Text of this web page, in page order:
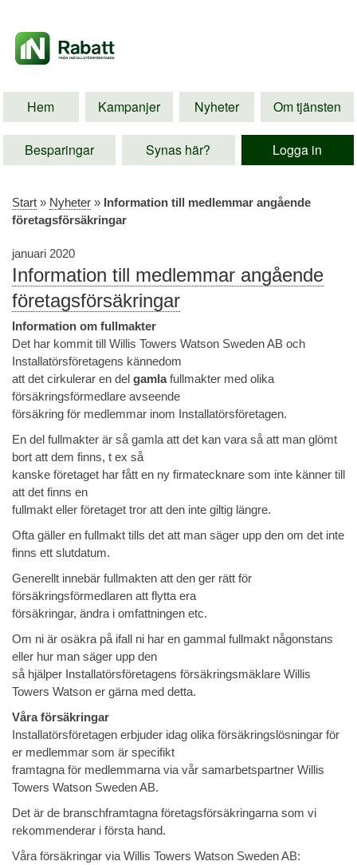
Hem Kampanjer Nyheter Om tjänsten
Besparingar Synas här? Logga in
Start » Nyheter » Information till medlemmar angående
företagsförsäkringar
januari 2020
Information till medlemmar angående
företagsförsäkringar
Information om fullmakter
Det har kommit till Willis Towers Watson Sweden AB och
Installatörsföretagens kännedom
att det cirkulerar en del gamlafullmakter med olika
försäkringsförmedlare avseende
försäkring för medlemmar inom Installatörsföretagen.
En del fullmakter är så gamla att det kan vara så att man glömt
bort att dem finns, t ex så
kanske företaget har fått en ny firmatecknare som inte känner till
att det finns en
fullmakt eller företaget tror att den inte giltig längre.
Ofta gäller en fullmakt tills det att man säger upp den om det inte
finns ett slutdatum.
Generellt innebär fullmakten att den ger rätt för
försäkringsförmedlaren att flytta era
försäkringar, ändra i omfattningen etc.
Om ni är osäkra på ifall ni har en gammal fullmakt någonstans
eller hur man säger upp den
så hjälper Installatörsföretagens försäkringsmäklare Willis
Towers Watson er gärna med detta.
Våra försäkringar
Installatörsföretagen erbjuder idag olika försäkringslösningar för
er medlemmar som är specifikt
framtagna för medlemmarna via vår samarbetspartner Willis
Towers Watson Sweden AB.
Det är de branschframtagna företagsförsäkringarna som vi
rekommenderar i första hand.
Våra försäkringar via Willis Towers Watson Sweden AB: